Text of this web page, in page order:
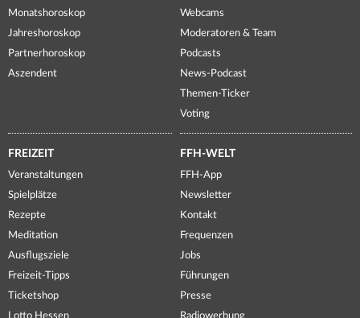
Monatshoroskop
Jahreshoroskop
Partnerhoroskop
Aszendent
Webcams
Moderatoren & Team
Podcasts
News-Podcast
Themen-Ticker
Voting
FREIZEIT
Veranstaltungen
Spielplätze
Rezepte
Meditation
Ausflugsziele
Freizeit-Tipps
Ticketshop
Lotto Hessen
FFH-WELT
FFH-App
Newsletter
Kontakt
Frequenzen
Jobs
Führungen
Presse
Radiowerbung